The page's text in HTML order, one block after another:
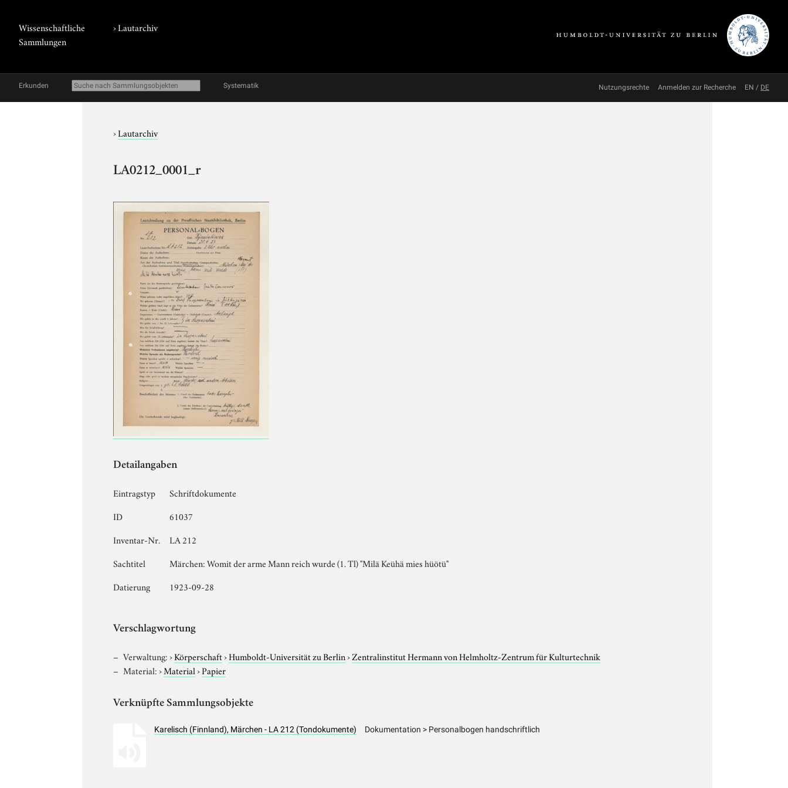
Wissenschaftliche
Sammlungen
›Lautarchiv
Erkunden Systematik Nutzungsrechte Anmelden zur Recherche EN / DE
›Lautarchiv
LA0212_0001_r
Detailangaben
Eintragstyp
Schriftdokumente
ID
61037
Inventar-Nr.
LA 212
Sachtitel
Märchen: Womit der arme Mann reich wurde (1. Tl) "Milä Keühä mies hüötü"
Datierung
1923-09-28
Verschlagwortung
Verwaltung:›Körperschaft›Humboldt-Universität zu Berlin›Zentralinstitut Hermann von Helmholtz-Zentrum für Kulturtechnik
Material:›Material›Papier
Verknüpfte Sammlungsobjekte
Karelisch (Finnland), Märchen - LA 212 (Tondokumente) Dokumentation > Personalbogen handschriftlich